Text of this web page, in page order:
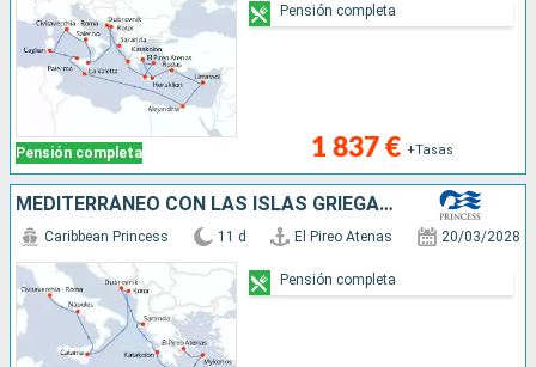
Pensión completa 1 837 € +Tasas
Pensión completa
MEDITERRÁNEO CON LAS ISLAS GRIEGAS E ITA
Caribbean Princess 11 d El Pireo Atenas 20/03/2028
Pensión completa